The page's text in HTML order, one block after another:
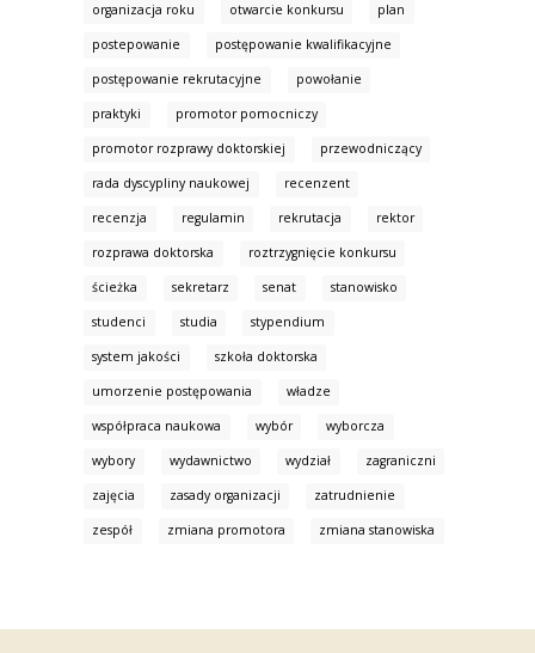
organizacja roku otwarcie konkursu plan
postepowanie postępowanie kwalifikacyjne
postępowanie rekrutacyjne powołanie
praktyki promotor pomocniczy
promotor rozprawy doktorskiej przewodniczący
rada dyscypliny naukowej recenzent
recenzja regulamin rekrutacja rektor
rozprawa doktorska roztrzygnięcie konkursu
ścieżka sekretarz senat stanowisko
studenci studia stypendium
system jakości szkoła doktorska
umorzenie postępowania władze
współpraca naukowa wybór wyborcza
wybory wydawnictwo wydział zagraniczni
zajęcia zasady organizacji zatrudnienie
zespół zmiana promotora zmiana stanowiska